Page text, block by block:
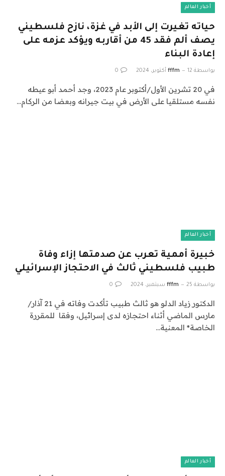
أخبار العالم
حياته تغيرت إلى الأبد في غزة، نازح فلسطيني
يصف ألم فقد 45 من أقاربه ويؤكد عزمه على
إعادة البناء
بواسطة fffm 12 أكتوبر، 2024 0
في 20 تشرين الأول/أكتوبر عام 2023، وجد أحمد أبو عيطه
نفسه مستلقيا على الأرض في بيت جيرانه وبعضا من الركام…
أخبار العالم
خبيرة أممية تعرب عن صدمتها إزاء وفاة
طبيب فلسطيني ثالث في الاحتجاز الإسرائيلي
بواسطة fffm 25 سبتمبر، 2024 0
الدكتور زياد الدلو هو ثالث طبيب تأكدت وفاته في 21 آذار/
مارس الماضي أثناء احتجازه لدى إسرائيل، وفقا للمقررة
الخاصة* المعنية…
أخبار العالم